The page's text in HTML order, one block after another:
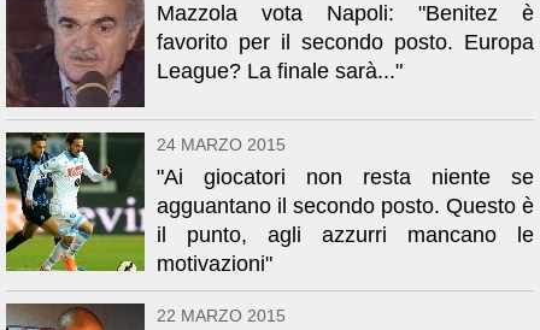
Mazzola vota Napoli: "Benitez è
favorito per il secondo posto. Europa
League? La finale sarà..."
24 MARZO 2015
"Ai giocatori non resta niente se
agguantano il secondo posto. Questo è
il punto, agli azzurri mancano le
motivazioni"
22 MARZO 2015